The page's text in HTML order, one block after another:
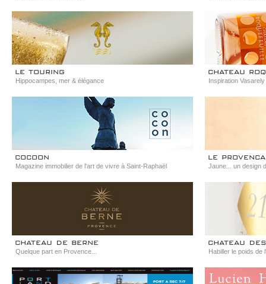
le touring
Hippocampes, mer & élégance
chateau
Inspiration
cocoon
Magazine immobilier de l'art de vivre à Saint-Raphaël
le
Jaune... un design
chateau de berne
Quelque part en Provence...
chateau
Habiller le poids de